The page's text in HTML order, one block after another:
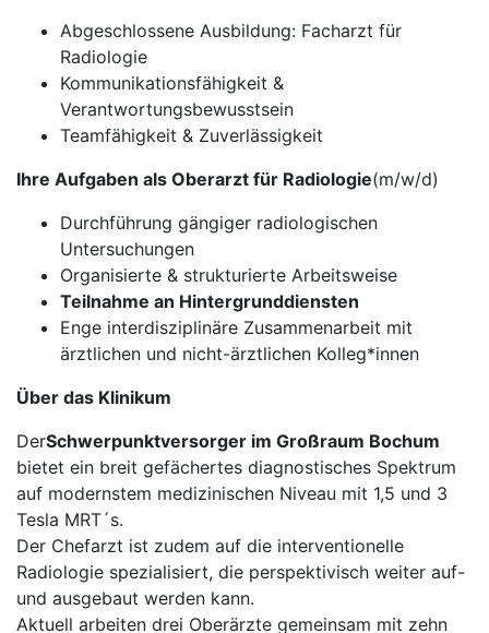
Abgeschlossene Ausbildung: Facharzt für
Radiologie
Kommunikationsfähigkeit &
Verantwortungsbewusstsein
Teamfähigkeit & Zuverlässigkeit
Ihre Aufgaben als Oberarzt für Radiologie(m/w/d)
Durchführung gängiger radiologischen
Untersuchungen
Organisierte & strukturierte Arbeitsweise
Teilnahme an Hintergrunddiensten
Enge interdisziplinäre Zusammenarbeit mit
ärztlichen und nicht-ärztlichen Kolleg*innen
Über das Klinikum
DerSchwerpunktversorger im Großraum Bochum
bietet ein breit gefächertes diagnostisches Spektrum
auf modernstem medizinischen Niveau mit 1,5 und 3
Tesla MRT´s.
Der Chefarzt ist zudem auf die interventionelle
Radiologie spezialisiert, die perspektivisch weiter auf-
und ausgebaut werden kann.
Aktuell arbeiten drei Oberärzte gemeinsam mit zehn